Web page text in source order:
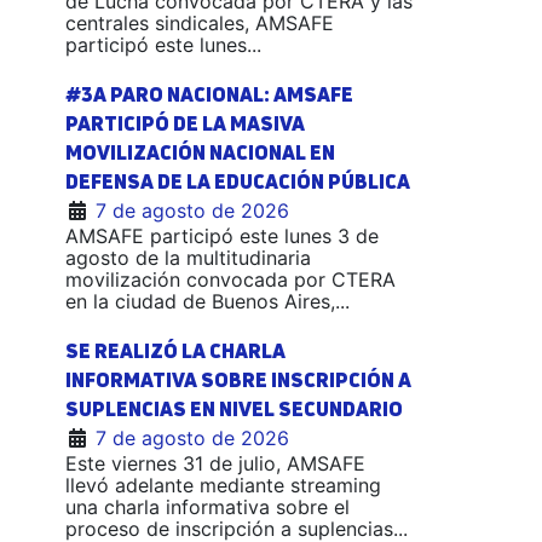
centrales sindicales, AMSAFE
participó este lunes...
#3A PARO NACIONAL: AMSAFE
PARTICIPÓ DE LA MASIVA
MOVILIZACIÓN NACIONAL EN
DEFENSA DE LA EDUCACIÓN PÚBLICA
7 de agosto de 2026
AMSAFE participó este lunes 3 de
agosto de la multitudinaria
movilización convocada por CTERA
en la ciudad de Buenos Aires,...
SE REALIZÓ LA CHARLA
INFORMATIVA SOBRE INSCRIPCIÓN A
SUPLENCIAS EN NIVEL SECUNDARIO
7 de agosto de 2026
Este viernes 31 de julio, AMSAFE
llevó adelante mediante streaming
una charla informativa sobre el
proceso de inscripción a suplencias...